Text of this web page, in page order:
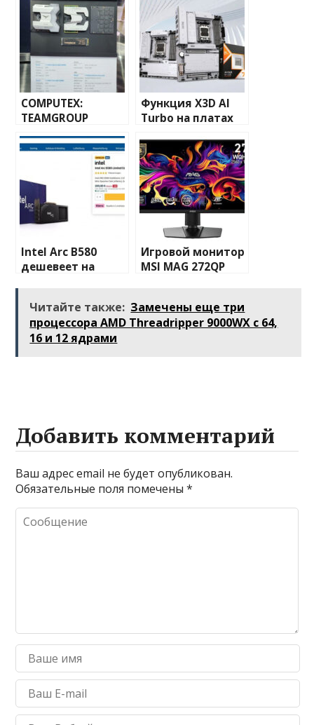
COMPUTEX:
TEAMGROUP
оснастила
модули памяти
T-FORCE CAMM2
радиаторами
Функция X3D AI
Turbo на платах
рост среднего
количества FPS
Intel Arc B580
дешевеет на
COMPUTEX 2025
Игровой монитор
MSI MAG 272QP
Читайте также: Замечены еще три
процессора AMD Threadripper 9000WX с 64,
16 и 12 ядрами
Добавить комментарий
Ваш адрес email не будет опубликован.
Обязательные поля помечены*